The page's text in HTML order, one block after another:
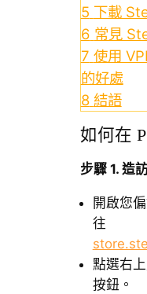
5 下載
6 常見
7 使用
的好處
8 結語
如何在
步驟 1. 造
開啟您
往
點選右
按鈕。